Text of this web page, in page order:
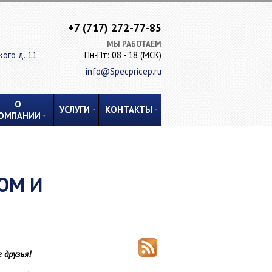
д. 11
+7 (717) 272-77-85
МЫ РАБОТАЕМ
Пн-Пт: 08 - 18 (МСК)
info@Specpricep.ru
О
УСЛУГИ КОНТАКТЫ
раздвижной
2 500 мм, 3 000 мм
Погрузочная высота
И
друзья!